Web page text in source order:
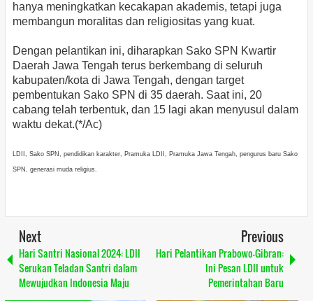
hanya meningkatkan kecakapan akademis, tetapi juga
membangun moralitas dan religiositas yang kuat.
Dengan pelantikan ini, diharapkan Sako SPN Kwartir
Daerah Jawa Tengah terus berkembang di seluruh
kabupaten/kota di Jawa Tengah, dengan target
pembentukan Sako SPN di 35 daerah. Saat ini, 20
cabang telah terbentuk, dan 15 lagi akan menyusul dalam
waktu dekat.(*/Ac)
LDII, Sako SPN, pendidikan karakter, Pramuka LDII, Pramuka Jawa Tengah, pengurus baru Sako
SPN, generasi muda religius.
Next
Hari Santri Nasional 2024: LDII
Serukan Teladan Santri dalam
Mewujudkan Indonesia Maju
Previous
Hari Pelantikan Prabowo-Gibran:
Ini Pesan LDII untuk
Pemerintahan Baru